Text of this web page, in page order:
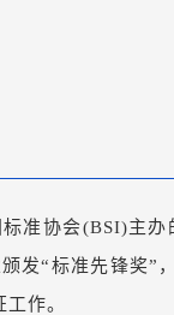
准协会(BSI)主办
发“标准先锋奖”
作。